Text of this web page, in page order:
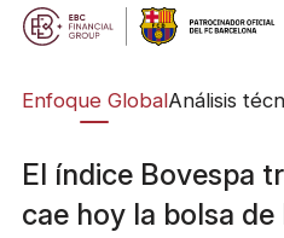
Enfoque GlobalAnálisis
El índice Bovespa
cae hoy la bolsa de